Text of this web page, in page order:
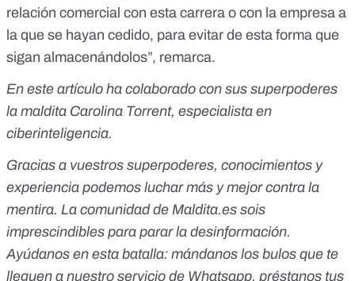
relación comercial con esta carrera o con la empresa a
la que se hayan cedido, para evitar de esta forma que
sigan almacenándolos”, remarca.
En este artículo ha colaborado con sus superpoderes
la maldita Carolina Torrent, especialista en
ciberinteligencia.
Gracias a vuestros superpoderes, conocimientos y
experiencia podemos luchar más y mejor contra la
mentira. La comunidad de Maldita.es sois
imprescindibles para parar la desinformación.
Ayúdanos en esta batalla: mándanos los bulos que te
lleguen a nuestro servicio de Whatsapp, préstanos tus